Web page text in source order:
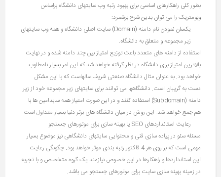
بطور کلی راهکارهای اساسی برای بهبود رتبه وب سایتهای دانشگاه براساس
وبومتریک را می توان بدین شرح برشمرد:
یکسان نمودن نام دامنه (Domain) سایت اصلی دانشگاه و همه وب سایتهای
زیر مجموعه و متعلق به دانشگاه.
استفاده از دامنه های متعدد باعث توزیع امتیاز بین چند دامنه شده و در نهایت
بالاترین امتیاز برای دانشگاه در نظر گرفته خواهد شد که این امر بسیار نامطلوب
خواهد بود. به عنوان مثال دانشگاه صنعتی شریف سالهاست که با این مشکل
دست به گریبان است. دانشگاهها می توانند برای سایتهای زیر مجموعه خود از زیر
دامنه (Subdomain) استفاده کنند و در این صورت امتیاز همه سابدامین ها با
هم جمع خواهد شد. این روش در میان دانشگاه های برتر دنیا بسیار متداول است.
رعایت استانداردهای SEO یا بهینه سازی برای موتورهای جستجو
مسئله سئو در پیاده سازی فنی و محتوایی سایتهای دانشگاهی نیز موضوع بسیار
مهمی است که بر روی هر 4 فاکتور رتبه بندی موثر خواهد بود. چگونگی رعایت
این استانداردها و راهکارها در این خصوص نیازمند یک گروه متخصص و با تجربه
در زمینه بهینه سازی سایت برای موتورهای جستجو می باشد.